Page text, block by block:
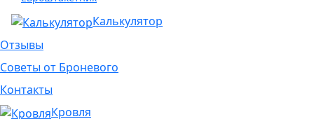
Калькулятор
Отзывы
Советы от Броневого
Контакты
Кровля